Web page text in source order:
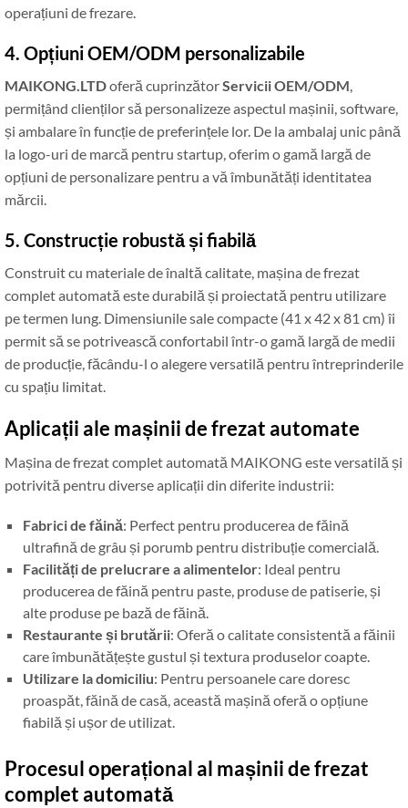
operațiuni de frezare.
4. Opțiuni OEM/ODM personalizabile
MAIKONG.LTDoferă cuprinzătorServicii OEM/ODM,
permițând clienților să personalizeze aspectul mașinii, software,
și ambalare în funcție de preferințele lor. De la ambalaj unic până
la logo-uri de marcă pentru startup, oferim o gamă largă de
opțiuni de personalizare pentru a vă îmbunătăți identitatea
mărcii.
5. Construcție robustă și fiabilă
Construit cu materiale de înaltă calitate, mașina de frezat
complet automată este durabilă și proiectată pentru utilizare
pe termen lung. Dimensiunile sale compacte (41 x 42 x 81 cm) îi
permit să se potrivească confortabil într-o gamă largă de medii
de producție, făcându-l o alegere versatilă pentru întreprinderile
cu spațiu limitat.
Aplicații ale mașinii de frezat automate
Mașina de frezat complet automată MAIKONG este versatilă și
potrivită pentru diverse aplicații din diferite industrii:
Fabrici de făină: Perfect pentru producerea de făină
ultrafină de grâu și porumb pentru distribuție comercială.
Facilități de prelucrare a alimentelor: Ideal pentru
producerea de făină pentru paste, produse de patiserie, și
alte produse pe bază de făină.
Restaurante și brutării: Oferă o calitate consistentă a făinii
care îmbunătățește gustul și textura produselor coapte.
Utilizare la domiciliu: Pentru persoanele care doresc
proaspăt, făină de casă, această mașină oferă o opțiune
fiabilă și ușor de utilizat.
Procesul operațional al mașinii de frezat
complet automată